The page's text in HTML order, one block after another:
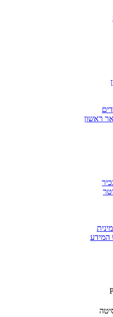
ראשון
המידע